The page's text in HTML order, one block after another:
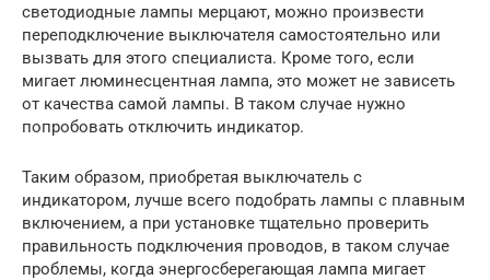
светодиодные лампы мерцают, можно произвести
переподключение выключателя самостоятельно или
вызвать для этого специалиста. Кроме того, если
мигает люминесцентная лампа, это может не зависеть
от качества самой лампы. В таком случае нужно
попробовать отключить индикатор.
Таким образом, приобретая выключатель с
индикатором, лучше всего подобрать лампы с плавным
включением, а при установке тщательно проверить
правильность подключения проводов, в таком случае
проблемы, когда энергосберегающая лампа мигает